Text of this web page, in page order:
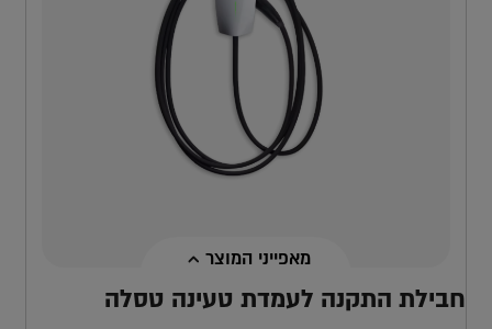
למה העמדה הזו?
מאפייני המוצר
חבילת התקנה לעמדת טעינה טסלה